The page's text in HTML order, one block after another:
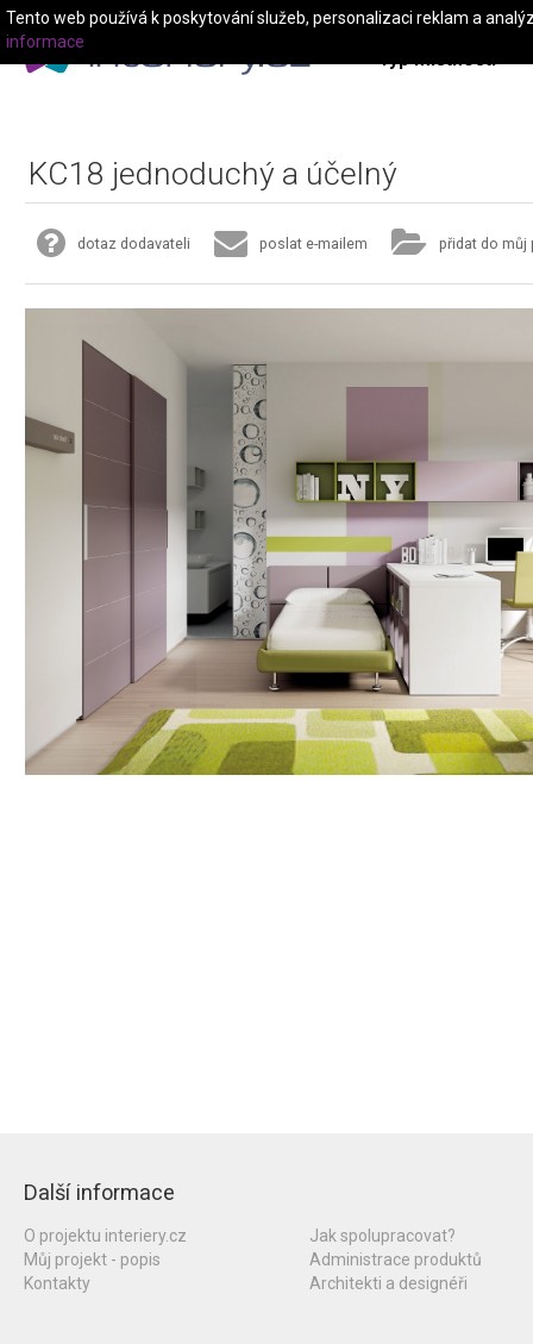
Typ místnosti
KC18 jednoduchý a účelný
dotaz dodavateli poslat e-mailem přidat do můj
Další informace
O projektu interiery.cz
Můj projekt - popis
Kontakty
Jak spolupracovat?
Administrace produktů
Architekti a designéři
Tento web používá k poskytování služeb, personalizaci reklam a
informace